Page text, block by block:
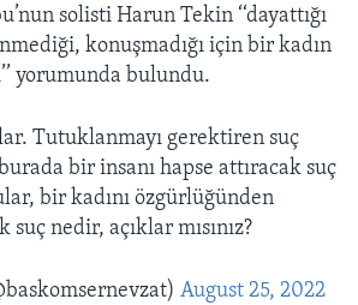
solisti Harun Tekin ‘‘dayattığı
konuşmadığı için bir kadın
yorumunda bulundu.
Tutuklanmayı gerektiren suç
bir insanı hapse attıracak suç
bir kadını özgürlüğünden
nedir, açıklar mısınız?
August 25, 2022